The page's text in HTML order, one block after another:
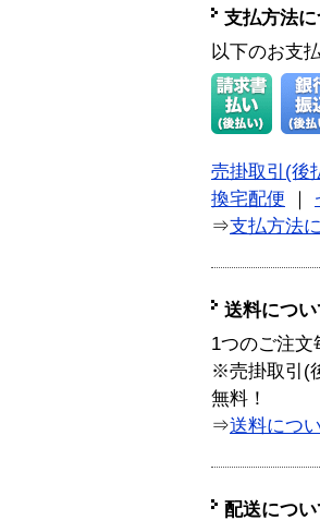
支払方法
以下のお支
売掛取引(後
換宅配便
⇒支払方法
送料につい
1つのご注文
※売掛取引(
無料！
⇒送料につ
配送につい